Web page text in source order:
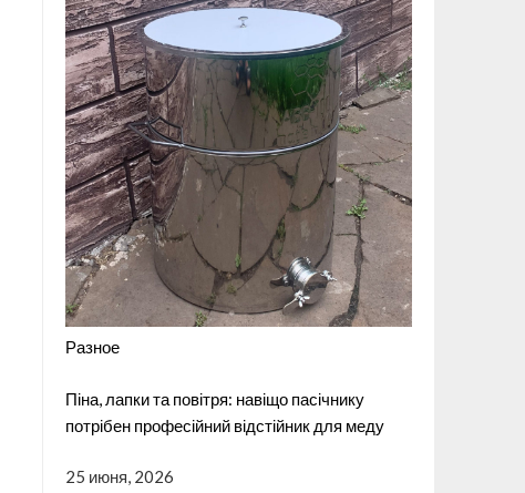
Разное
Піна, лапки та повітря: навіщо пасічнику
потрібен професійний відстійник для меду
25 июня, 2026